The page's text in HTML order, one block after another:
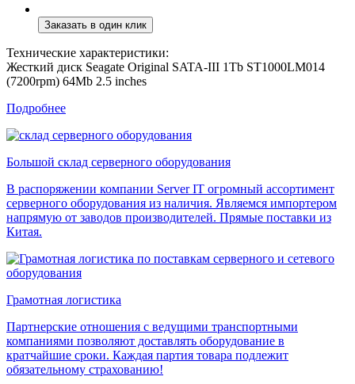
Технические характеристики:
Жесткий диск Seagate Original SATA-III 1Tb ST1000LM014
(7200rpm) 64Mb 2.5 inches
Подробнее
Большой склад серверного оборудования
В распоряжении компании Server IT огромный ассортимент
серверного оборудования из наличия. Являемся импортером
напрямую от заводов производителей. Прямые поставки из
Китая.
Грамотная логистика
Партнерские отношения с ведущими транспортными
компаниями позволяют доставлять оборудование в
кратчайшие сроки. Каждая партия товара подлежит
обязательному страхованию!